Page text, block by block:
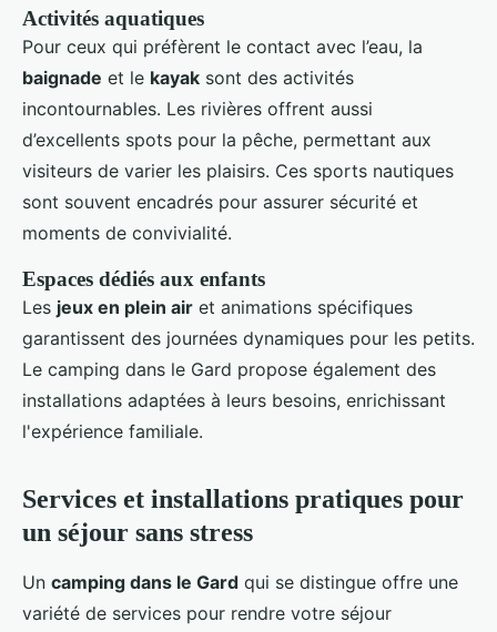
Activités aquatiques
Pour ceux qui préfèrent le contact avec l’eau, la
baignade et le kayak sont des activités
incontournables. Les rivières offrent aussi
d’excellents spots pour la pêche, permettant aux
visiteurs de varier les plaisirs. Ces sports nautiques
sont souvent encadrés pour assurer sécurité et
moments de convivialité.
Espaces dédiés aux enfants
Les jeux en plein air et animations spécifiques
garantissent des journées dynamiques pour les petits.
Le camping dans le Gard propose également des
installations adaptées à leurs besoins, enrichissant
l'expérience familiale.
Services et installations pratiques pour
un séjour sans stress
Un camping dans le Gard qui se distingue offre une
variété de services pour rendre votre séjour